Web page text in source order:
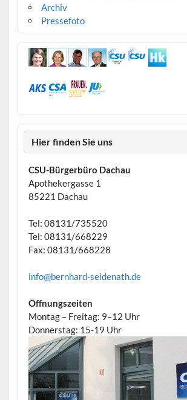
Archiv
Pressefoto
Hier finden Sie uns
CSU-Bürgerbüro Dachau
Apothekergasse 1
85221 Dachau
Tel: 08131/735520
Tel: 08131/668229
Fax: 08131/668228
info@bernhard-seidenath.de
Öffnungszeiten
Montag – Freitag: 9–12 Uhr
Donnerstag: 15-19 Uhr